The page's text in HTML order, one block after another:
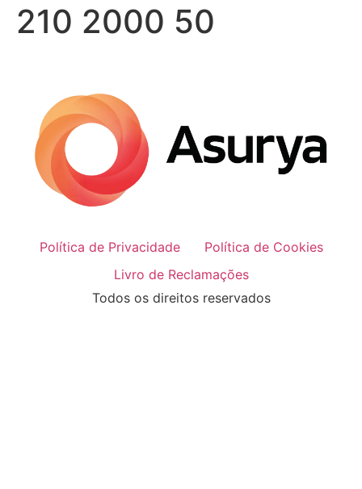
210 2000 50
Política de Privacidade
Política de Cookies
Livro de Reclamações
Todos os direitos reservados